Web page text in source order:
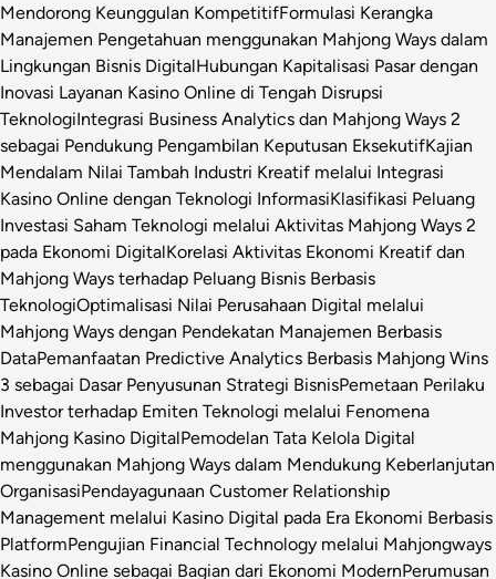
Mendorong Keunggulan KompetitifFormulasi Kerangka
Manajemen Pengetahuan menggunakan Mahjong Ways dalam
Lingkungan Bisnis DigitalHubungan Kapitalisasi Pasar dengan
Inovasi Layanan Kasino Online di Tengah Disrupsi
TeknologiIntegrasi Business Analytics dan Mahjong Ways 2
sebagai Pendukung Pengambilan Keputusan EksekutifKajian
Mendalam Nilai Tambah Industri Kreatif melalui Integrasi
Kasino Online dengan Teknologi InformasiKlasifikasi Peluang
Investasi Saham Teknologi melalui Aktivitas Mahjong Ways 2
pada Ekonomi DigitalKorelasi Aktivitas Ekonomi Kreatif dan
Mahjong Ways terhadap Peluang Bisnis Berbasis
TeknologiOptimalisasi Nilai Perusahaan Digital melalui
Mahjong Ways dengan Pendekatan Manajemen Berbasis
DataPemanfaatan Predictive Analytics Berbasis Mahjong Wins
3 sebagai Dasar Penyusunan Strategi BisnisPemetaan Perilaku
Investor terhadap Emiten Teknologi melalui Fenomena
Mahjong Kasino DigitalPemodelan Tata Kelola Digital
menggunakan Mahjong Ways dalam Mendukung Keberlanjutan
OrganisasiPendayagunaan Customer Relationship
Management melalui Kasino Digital pada Era Ekonomi Berbasis
PlatformPengujian Financial Technology melalui Mahjongways
Kasino Online sebagai Bagian dari Ekonomi ModernPerumusan